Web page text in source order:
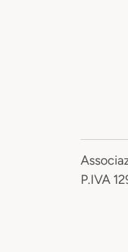
P.IVA